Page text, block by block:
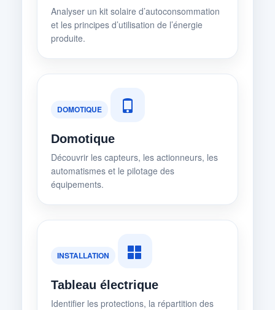
Analyser un kit solaire d’autoconsommation
et les principes d’utilisation de l’énergie
produite.
DOMOTIQUE
Domotique
Découvrir les capteurs, les actionneurs, les
automatismes et le pilotage des
équipements.
INSTALLATION
Tableau électrique
Identifier les protections, la répartition des